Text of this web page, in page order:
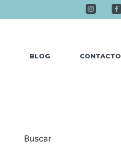
BLOG CONTACTO
Buscar